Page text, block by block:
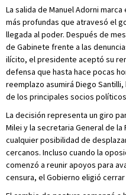
La salida de Manuel Adorni
más profundas que atravesó el
llegada al poder. Después de
de Gabinete frente a las
ilícito, el presidente aceptó su
defensa que hasta hace pocas
reemplazo asumirá Diego
de los principales socios
La decisión representa un giro
Milei y la secretaria General de
cualquier posibilidad de
cercanos. Incluso cuando la
comenzó a reunir apoyos para
censura, el Gobierno eligió